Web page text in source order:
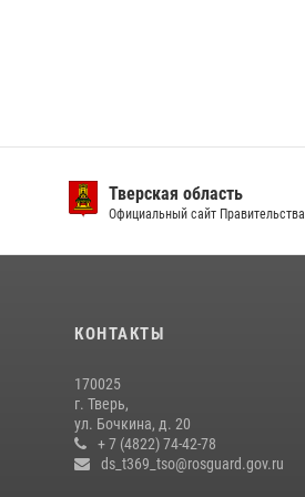
Тверская область
Официальный сайт Правительства
КОНТАКТЫ
170025
г. Тверь,
ул. Бочкина, д. 20
+ 7 (4822) 74-42-78
ds_t369_tso@rosguard.gov.ru